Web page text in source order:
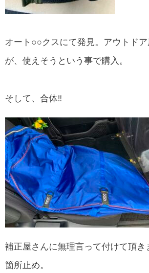
オート○○クスにて発見。アウトド
が、使えそうという事で購入。
そして、合体‼︎
補正屋さんに無理言って付けて頂き
箇所止め。